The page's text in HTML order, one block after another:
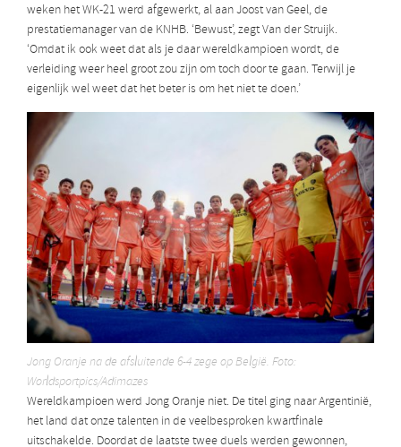
weken het WK-21 werd afgewerkt, al aan Joost van Geel, de
prestatiemanager van de KNHB. ‘Bewust’, zegt Van der Struijk.
‘Omdat ik ook weet dat als je daar wereldkampioen wordt, de
verleiding weer heel groot zou zijn om toch door te gaan. Terwijl je
eigenlijk wel weet dat het beter is om het niet te doen.’
Jong Oranje na de afsluitende 6-4 zege op België. Foto:
Worldsportpics/Adimazes
Wereldkampioen werd Jong Oranje niet. De titel ging naar Argentinië,
het land dat onze talenten in de veelbesproken kwartfinale
uitschakelde. Doordat de laatste twee duels werden gewonnen,